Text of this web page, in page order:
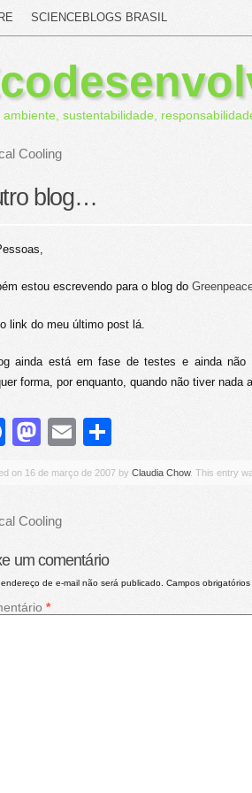
SCIENCEBLOGS BRASIL
ambiente, sustentabilidade,
Cooling
blog…
estou escrevendo para o blog do
o link do meu último post lá.
ainda está em fase de testes e ainda
forma, por enquanto, quando não tiver nada
Facebook
Mastodon
Email
on 16 de março de 2007 by Claudia Chow. This entry
Cooling
um comentário
de e-mail não será publicado. Campos
*